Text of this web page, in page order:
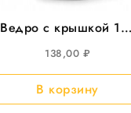
Ведро с крышкой 11л
круглое белое,
d=300, 20шт/уп
138,00 ₽
В корзину